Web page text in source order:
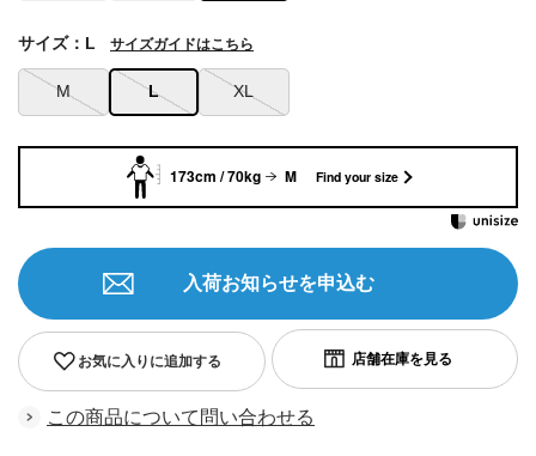
M L XL
サイズ：L サイズガイドはこちら
お気に入りに追加する
入荷お知らせを申込む
この商品について問い合わせる
173cm / 70kg M Find your size